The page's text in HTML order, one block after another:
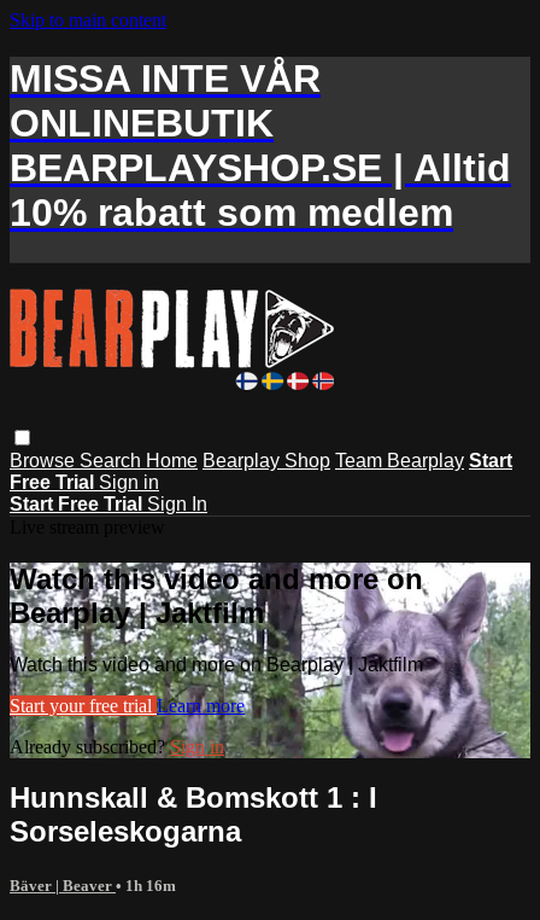
Skip to main content
MISSA INTE VÅR
ONLINEBUTIK
BEARPLAYSHOP.SE | Alltid
10% rabatt som medlem
Browse Search Home Bearplay Shop Team Bearplay Start
Free Trial Sign in
Start Free Trial Sign In
Watch this video and more on
Bearplay | Jaktfilm
Watch this video and more on Bearplay | Jaktfilm
Start your free trial Learn more
Already subscribed?Sign in
Hunnskall & Bomskott 1 : I
Sorseleskogarna
Bäver | Beaver • 1h 16m